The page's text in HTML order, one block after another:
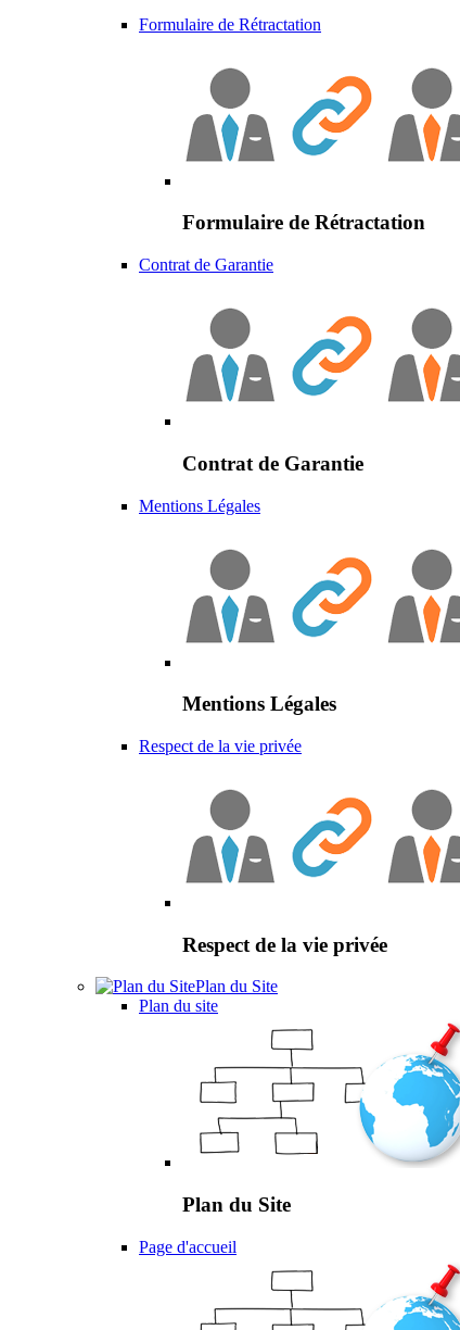
Formulaire de Rétractation
Formulaire de Rétractation
Contrat de Garantie
Contrat de Garantie
Mentions Légales
Mentions Légales
Respect de la vie privée
Respect de la vie privée
Plan du Site
Plan du site
Plan du Site
Page d'accueil